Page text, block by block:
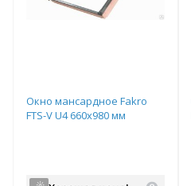
Окно мансардное Fakro
FTS-V U4 660x980 мм